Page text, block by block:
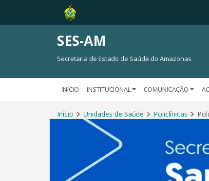
SES-AM
Secretaria de Estado de Saúde do Amazonas
INÍCIO INSTITUCIONAL COMUNICAÇÃO
Início Unidades de Saúde Policlínicas